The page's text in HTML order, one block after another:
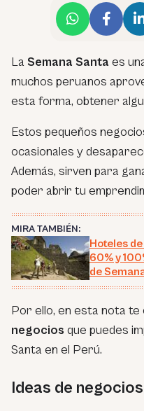
La Semana Santa es
muchos peruanos
esta forma, obtener
Estos pequeños
ocasionales y
Además, sirven para
poder abrir tu
MIRA TAMBIÉN:
Hoteles
60% y
de
Por ello, en esta nota te
negocios que puedes
Santa en el Perú.
Ideas de